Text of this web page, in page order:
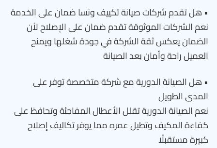
• هل تقدم شركات صيانة تكييف ونسا ضمان على الخدمة
نعم الشركات الموثوقة تقدم ضمان على الإصلاح لأن
الضمان يعكس ثقة الشركة في جودة شغلها ويمنح
العميل راحة وأمان بعد الصيانة
• هل الصيانة الدورية مع شركة متخصصة توفر على
المدى الطويل
نعم الصيانة الدورية تقلل الأعطال المفاجئة وتحافظ على
كفاءة المكيف وتطيل عمره مما يوفر تكاليف إصلاح
كبيرة مستقبلًا